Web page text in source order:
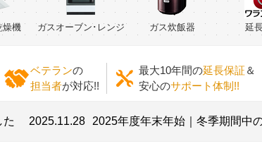
燥機 ガスオーブン･レンジ ガス炊飯器 延
ベテランの
担当者が対応!!
最大10年間の延長保証＆
安心のサポート体制!!
2025年度年末年始｜冬季期間中の営業に